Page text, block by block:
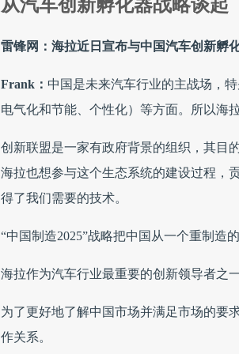
从汽车创新孵化器战略谈起
雷锋网：海拉近日宣布与中国汽车创新孵
Frank： 中国是未来汽车行业的主战场，
电气化和节能、个性化）等方面。所以海
创新联盟是一家有政府背景的组织，其目
海拉也想参与这个生态系统的建设过程，
得了我们需要的技术。
“中国制造2025”战略把中国从一个重制造
海拉作为汽车行业最重要的创新领导者之
为了更好地了解中国市场并满足市场的要
作关系。